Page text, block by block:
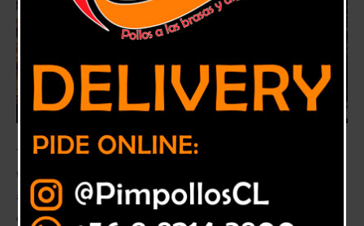
Trabajadores de toda la región de Valparaíso tratarán importantes
temas como una nueva Ley de Pesca, el término de la pesca de
arrastre y que los recursos del mar vuelva a ser propiedad de todos los
chilenos.